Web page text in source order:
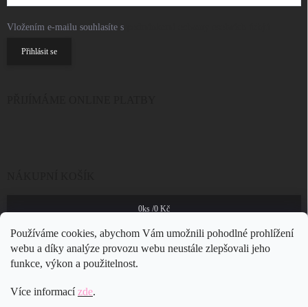
Používáme cookies, abychom Vám umožnili pohodlné prohlížení
webu a díky analýze provozu webu neustále zlepšovali jeho
funkce, výkon a použitelnost.
Více informacízde.
Vložením e-mailu souhlasíte s
Přihlásit se
0ks /0 Kč